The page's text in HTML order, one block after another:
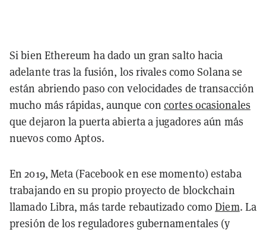
Si bien Ethereum ha dado un gran salto hacia
adelante tras la fusión, los rivales como Solana se
están abriendo paso con velocidades de transacción
mucho más rápidas, aunque concortes ocasionales
que dejaron la puerta abierta a jugadores aún más
nuevos como Aptos.
En 2019, Meta (Facebook en ese momento) estaba
trabajando en su propio proyecto de blockchain
llamado Libra, más tarde rebautizado comoDiem. La
presión de los reguladores gubernamentales (y